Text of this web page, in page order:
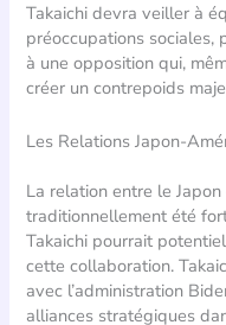
Takaichi devra veiller à
préoccupations sociales,
à une opposition qui,
créer un contrepoids
Les Relations Japon-
La relation entre le
traditionnellement été
Takaichi pourrait
cette collaboration.
avec l’administration
alliances stratégiques